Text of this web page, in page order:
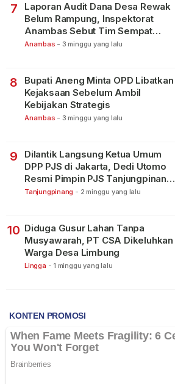
7
Laporan Audit Dana Desa Rewak
Belum Rampung, Inspektorat
Anambas Sebut Tim Sempat
Terbagi Tangani Kasus Lain
Anambas - 3 minggu yang lalu
8
Bupati Aneng Minta OPD Libatkan
Kejaksaan Sebelum Ambil
Kebijakan Strategis
Anambas - 3 minggu yang lalu
9
Dilantik Langsung Ketua Umum
DPP PJS di Jakarta, Dedi Utomo
Resmi Pimpin PJS Tanjungpinang-
Bintan
Tanjungpinang - 2 minggu yang lalu
10 Diduga Gusur Lahan Tanpa
Musyawarah, PT CSA Dikeluhkan
Warga Desa Limbung
Lingga - 1 minggu yang lalu